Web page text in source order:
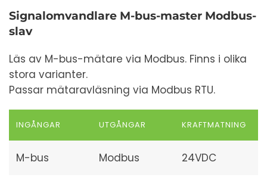
Signalomvandlare M-bus-master Modbus-
slav
Läs av M-bus-mätare via Modbus. Finns i olika
stora varianter.
Passar mätaravläsning via Modbus RTU.
INGÅNGAR UTGÅNGAR KRAFTMATNING
M-bus Modbus 24VDC